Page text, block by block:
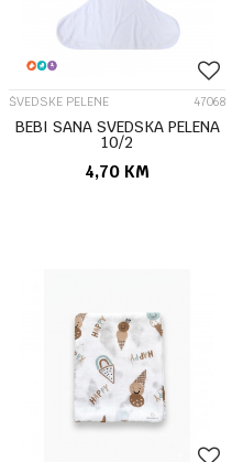
ŠVEDSKE PELENE 47068
BEBI SANA SVEDSKA PELENA
10/2
4,70 KM